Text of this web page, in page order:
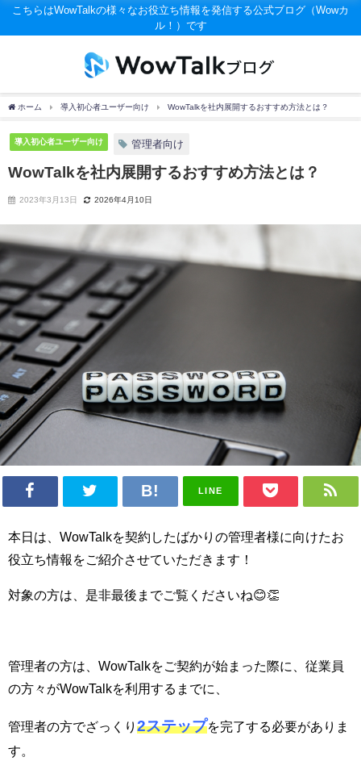
こちらはWowTalkの様々なお役立ち情報を発信する公式ブログ（Wowカ
ル！）です
ホーム 導入初心者ユーザー向け WowTalkを社内展開するおすすめ方法とは？
導入初心者ユーザー向け 管理者向け
WowTalkを社内展開するおすすめ方法とは？
2023年3月13日 2026年4月10日
LINE
本日は、WowTalkを契約したばかりの管理者様に向けたお
役立ち情報をご紹介させていただきます！
対象の方は、是非最後までご覧くださいね😊👏
管理者の方は、WowTalkをご契約が始まった際に、従業員
の方々がWowTalkを利用するまでに、
管理者の方でざっくり 2ステップを完了する必要がありま
す。